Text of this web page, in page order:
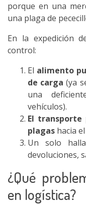
porque en una
una plaga de
En la expedición
control:
El alimento
de carga (ya
una
vehículos).
El transporte
plagas hacia
Un solo
devoluciones,
¿Qué
en logística?